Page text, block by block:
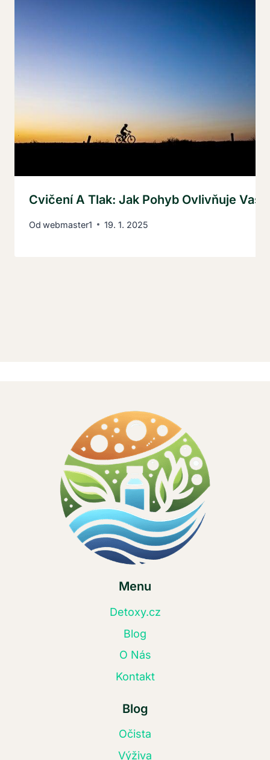
Cvičení A Tlak: Jak Pohyb Ovlivňuje
Od webmaster1 19. 1. 2025
Menu
Detoxy.cz
Blog
O Nás
Kontakt
Blog
Očista
Výživa